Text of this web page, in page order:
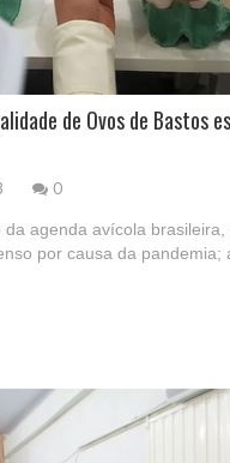
de Ovos de Bastos
0
da agenda avícola brasileira,
por causa da pandemia;